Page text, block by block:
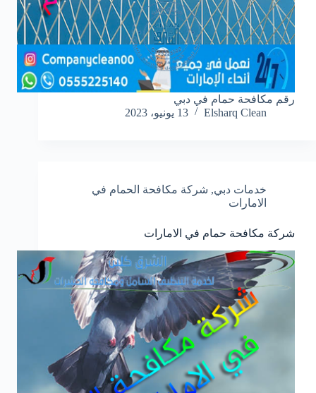
رقم مكافحة حمام في دبي
Elsharq Clean
13 يونيو، 2023
خدمات دبي, شركة مكافحة الحمام في
الامارات
شركة مكافحة حمام في الامارات